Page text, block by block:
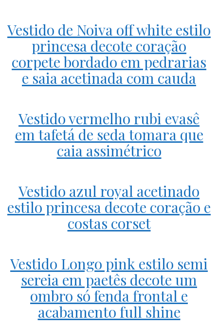
Vestido de Noiva off white estilo
princesa decote coração
corpete bordado em pedrarias
e saia acetinada com cauda
Vestido vermelho rubi evasê
em tafetá de seda tomara que
caia assimétrico
Vestido azul royal acetinado
estilo princesa decote coração e
costas corset
Vestido Longo pink estilo semi
sereia em paetês decote um
ombro só fenda frontal e
acabamento full shine